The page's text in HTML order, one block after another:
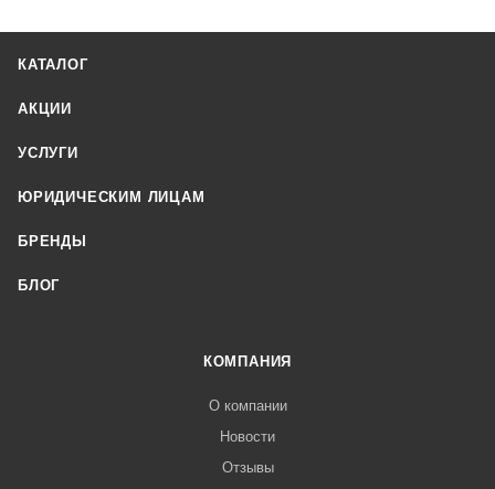
КАТАЛОГ
АКЦИИ
УСЛУГИ
ЮРИДИЧЕСКИМ ЛИЦАМ
БРЕНДЫ
БЛОГ
КОМПАНИЯ
О компании
Новости
Отзывы